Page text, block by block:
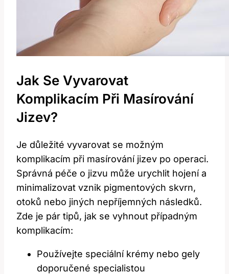
Jak Se Vyvarovat
Komplikacím Při Masírování
Jizev?
Je důležité vyvarovat se možným
komplikacím při masírování jizev po operaci.
Správná péče o jizvu může urychlit hojení a
minimalizovat vznik pigmentových skvrn,
otoků nebo jiných nepříjemných následků.
Zde je pár tipů, jak se vyhnout případným
komplikacím:
Používejte speciální krémy nebo gely
doporučené specialistou